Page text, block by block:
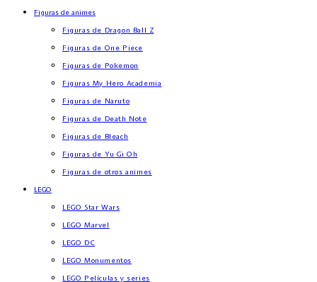
Figuras de animes
Figuras de Dragon Ball Z
Figuras de One Piece
Figuras de Pokemon
Figuras My Hero Academia
Figuras de Naruto
Figuras de Death Note
Figuras de Bleach
Figuras de Yu Gi Oh
Figuras de otros animes
LEGO
LEGO Star Wars
LEGO Marvel
LEGO DC
LEGO Monumentos
LEGO Películas y series